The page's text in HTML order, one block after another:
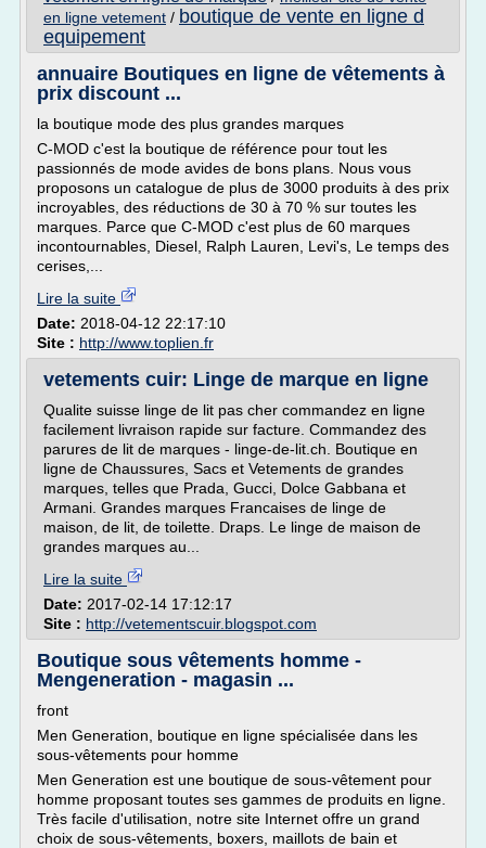
en ligne vetement / boutique de vente en ligne d
equipement
annuaire Boutiques en ligne de vêtements à
prix discount ...
la boutique mode des plus grandes marques
C-MOD c'est la boutique de référence pour tout les
passionnés de mode avides de bons plans. Nous vous
proposons un catalogue de plus de 3000 produits à des prix
incroyables, des réductions de 30 à 70 % sur toutes les
marques. Parce que C-MOD c'est plus de 60 marques
incontournables, Diesel, Ralph Lauren, Levi's, Le temps des
cerises,...
Lire la suite
Date: 2018-04-12 22:17:10
Site : http://www.toplien.fr
vetements cuir: Linge de marque en ligne
Qualite suisse linge de lit pas cher commandez en ligne
facilement livraison rapide sur facture. Commandez des
parures de lit de marques - linge-de-lit.ch. Boutique en
ligne de Chaussures, Sacs et Vetements de grandes
marques, telles que Prada, Gucci, Dolce Gabbana et
Armani. Grandes marques Francaises de linge de
maison, de lit, de toilette. Draps. Le linge de maison de
grandes marques au...
Lire la suite
Date: 2017-02-14 17:12:17
Site : http://vetementscuir.blogspot.com
Boutique sous vêtements homme -
Mengeneration - magasin ...
front
Men Generation, boutique en ligne spécialisée dans les
sous-vêtements pour homme
Men Generation est une boutique de sous-vêtement pour
homme proposant toutes ses gammes de produits en ligne.
Très facile d'utilisation, notre site Internet offre un grand
choix de sous-vêtements, boxers, maillots de bain et